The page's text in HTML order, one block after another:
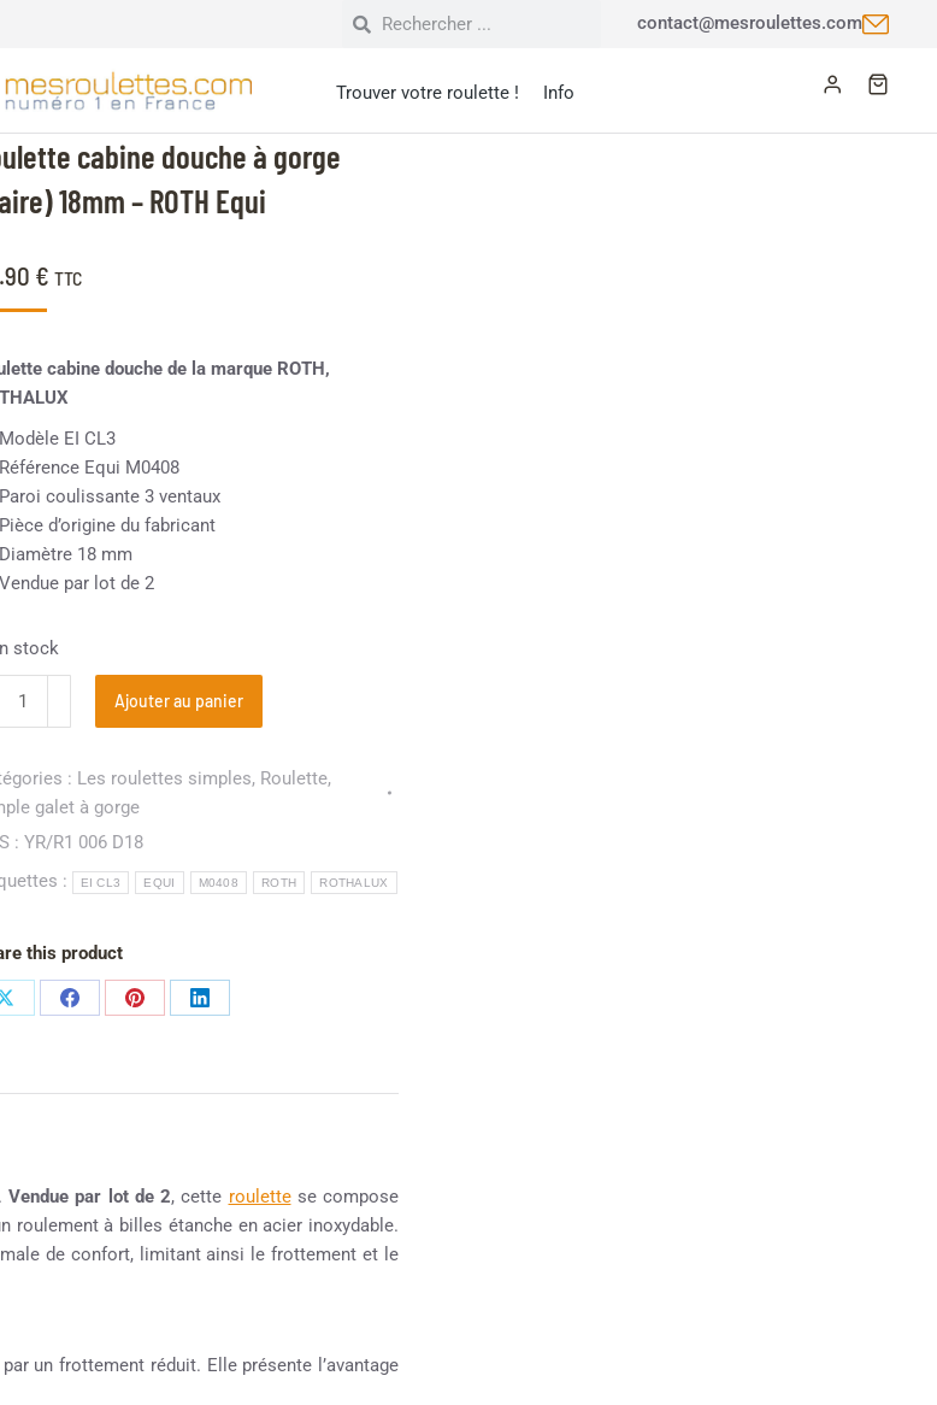
contact@mesroulettes.com
Trouver votre roulette ! Info
cabine douche à gorge
18mm – ROTH Equi
€ TTC
cabine douche de la marque ROTH,
Modèle EI CL3
Référence Equi M0408
Paroi coulissante 3 ventaux
Pièce d’origine du fabricant
Diamètre 18 mm
Vendue par lot de 2
stock
Ajouter au panier
: Les roulettes simples, Roulette,
galet à gorge
: YR/R1 006 D18
:
EI CL3 EQUI M0408 ROTH ROTHALUX
this product
Vendue par lot de 2, cette roulettese compose
roulement à billes étanche en acier inoxydable.
de confort, limitant ainsi le frottement et le
un frottement réduit. Elle présente l’avantage